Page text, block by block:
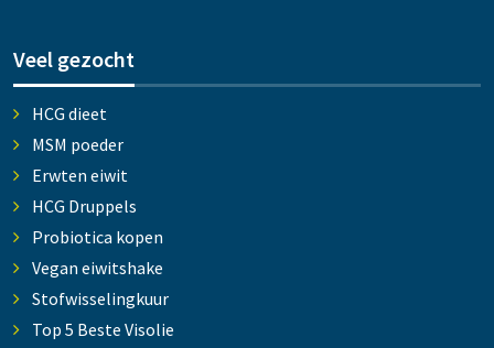
Veel gezocht
HCG dieet
MSM poeder
Erwten eiwit
HCG Druppels
Probiotica kopen
Vegan eiwitshake
Stofwisselingkuur
Top 5 Beste Visolie